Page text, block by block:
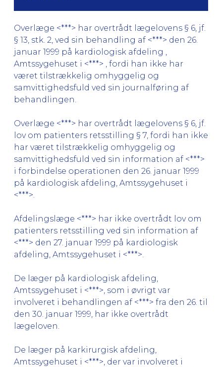
Overlæge <***> har overtrådt lægelovens § 6, jf.
§ 13, stk. 2, ved sin behandling af <***> den 26.
januar 1999 på kardiologisk afdeling ,
Amtssygehuset i <***> , fordi han ikke har
været tilstrækkelig omhyggelig og
samvittighedsfuld ved sin journalføring af
behandlingen.
Overlæge <***> har overtrådt lægelovens § 6, jf.
lov om patienters retsstilling § 7, fordi han ikke
har været tilstrækkelig omhyggelig og
samvittighedsfuld ved sin information af <***>
i forbindelse operationen den 26. januar 1999
på kardiologisk afdeling, Amtssygehuset i
<***>.
Afdelingslæge <***> har ikke overtrådt lov om
patienters retsstilling ved sin information af
<***> den 27. januar 1999 på kardiologisk
afdeling, Amtssygehuset i <***>.
De læger på kardiologisk afdeling,
Amtssygehuset i <***>, som i øvrigt var
involveret i behandlingen af <***> fra den 26. til
den 30. januar 1999, har ikke overtrådt
lægeloven.
De læger på karkirurgisk afdeling,
Amtssygehuset i <***>, der var involveret i